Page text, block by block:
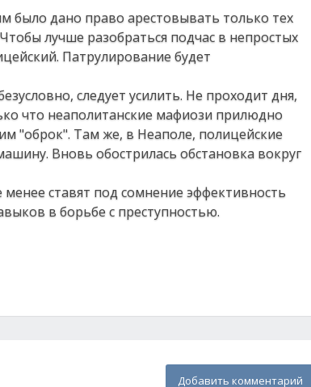
было дано право арестовывать только тех
лучше разобраться подчас в непростых
Патрулирование будет
следует усилить. Не проходит дня,
что неаполитанские мафиози прилюдно
"оброк". Там же, в Неаполе, полицейские
Вновь обострилась обстановка вокруг
ставят под сомнение эффективность
в борьбе с преступностью.
Добавить комментарий